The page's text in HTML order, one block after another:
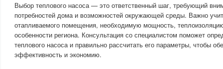
Выбор теплового насоса — это ответственный шаг, требующий
потребностей дома и возможностей окружающей среды. Важно
отапливаемого помещения, необходимую мощность,
особенности региона. Консультация со специалистом поможет
теплового насоса и правильно рассчитать его параметры, чтобы
эффективность и экономию.